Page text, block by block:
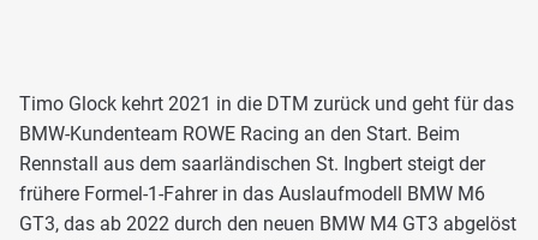
Timo Glock kehrt 2021 in die DTM zurück und geht für das
BMW-Kundenteam ROWE Racing an den Start. Beim
Rennstall aus dem saarländischen St. Ingbert steigt der
frühere Formel-1-Fahrer in das Auslaufmodell BMW M6
GT3, das ab 2022 durch den neuen BMW M4 GT3 abgelöst